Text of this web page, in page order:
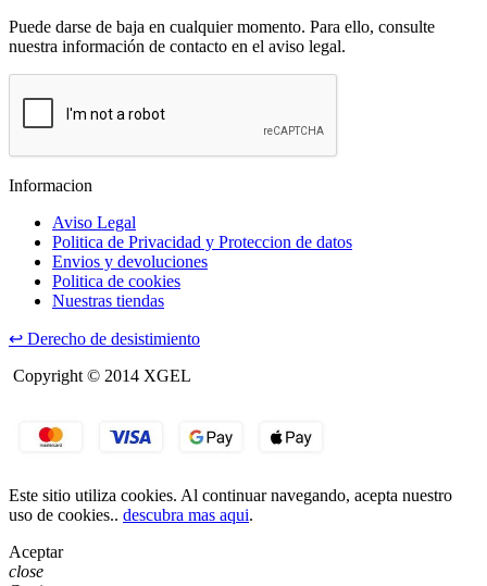
Puede darse de baja en cualquier momento. Para ello, consulte
nuestra información de contacto en el aviso legal.
Informacion
Aviso Legal
Politica de Privacidad y Proteccion de datos
Envios y devoluciones
Politica de cookies
Nuestras tiendas
↩ Derecho de desistimiento
Copyright © 2014 XGEL
Este sitio utiliza cookies. Al continuar navegando, acepta nuestro
uso de cookies.. descubra mas aqui.
Aceptar
close